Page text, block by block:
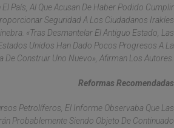
País, Al Que Acusan De Haber Podido Cumplir
Seguridad A Los Ciudadanos Irakíes
«Tras Desmantelar El Antiguo Estado, Las
Unidos Han Dado Pocos Progresos A La
De Construir Uno Nuevo», Afirman Los Autores.
Reformas Recomendadas
Petrolíferos, El Informe Observaba Que Las
Probablemente Siendo Objeto De Continuado